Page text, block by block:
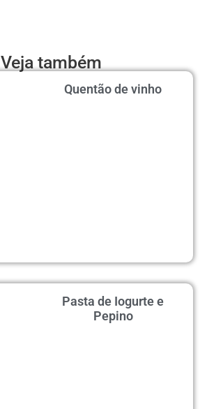
Veja também
Quentão de vinho
Pasta de Iogurte e
Pepino